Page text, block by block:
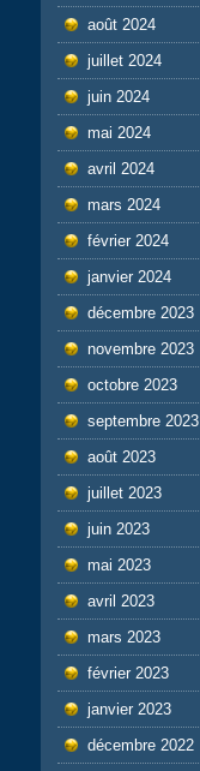
août 2024
juillet 2024
juin 2024
mai 2024
avril 2024
mars 2024
février 2024
janvier 2024
décembre 2023
novembre 2023
octobre 2023
septembre 2023
août 2023
juillet 2023
juin 2023
mai 2023
avril 2023
mars 2023
février 2023
janvier 2023
décembre 2022